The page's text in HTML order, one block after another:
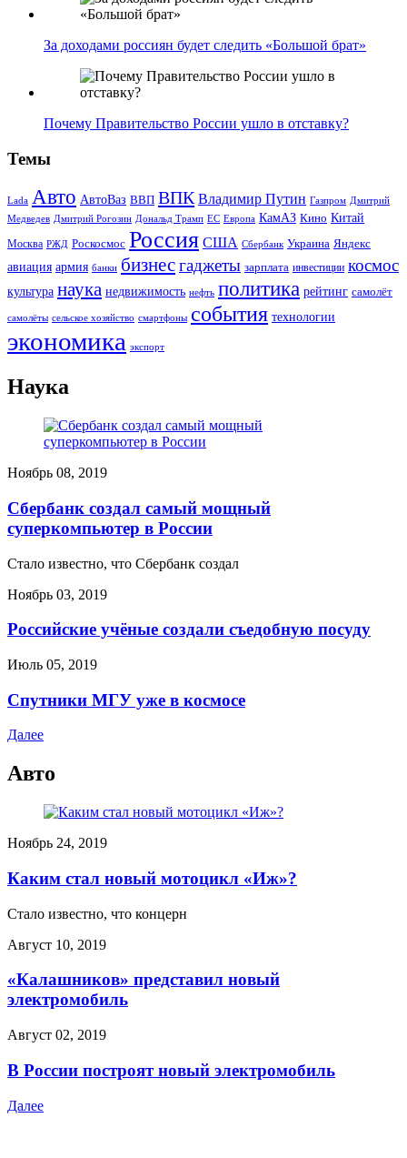
За доходами россиян будет следить «Большой брат»
Почему Правительство России ушло в отставку?
Темы
Lada Авто АвтоВаз ВВП ВПК Владимир Путин Газпром Дмитрий
Медведев Дмитрий Рогозин Дональд Трамп ЕС Европа КамАЗ Кино Китай
Москва РЖД Роскосмос Россия США Сбербанк Украина Яндекс
авиация армия банки бизнесгаджеты зарплата инвестиции космос
культура наука недвижимость нефть политика рейтинг самолёт
самолёты сельское хозяйство смартфоны события технологии
экономика экспорт
Наука
Ноябрь 08, 2019
Сбербанк создал самый мощный
суперкомпьютер в России
Стало известно, что Сбербанк создал
Ноябрь 03, 2019
Российские учёные создали съедобную посуду
Июль 05, 2019
Спутники МГУ уже в космосе
Далее
Авто
Ноябрь 24, 2019
Каким стал новый мотоцикл «Иж»?
Стало известно, что концерн
Август 10, 2019
«Калашников» представил новый
электромобиль
Август 02, 2019
В России построят новый электромобиль
Далее